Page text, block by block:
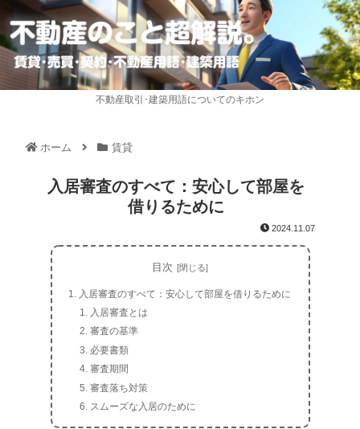
不動産取引･建築用語についてのキホン
ホーム 賃貸
入居審査のすべて：安心して部屋を
借りるために
2024.11.07
目次
入居審査のすべて：安心して部屋を借りるために
入居審査とは
審査の基準
必要書類
審査期間
審査落ち対策
スムーズな入居のために